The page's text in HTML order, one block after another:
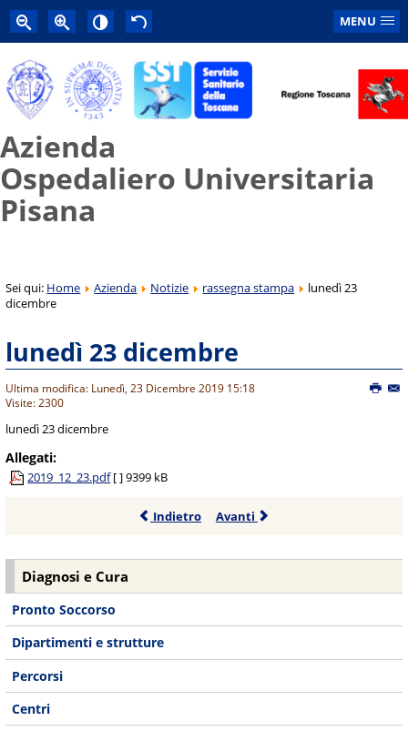
MENU
Azienda
Ospedaliero Universitaria
Pisana
Sei qui: Home Azienda Notizie rassegna stampa
lunedì 23
dicembre
lunedì 23 dicembre
Ultima modifica: Lunedì, 23 Dicembre 2019 15:18
Visite: 2300
lunedì 23 dicembre
Allegati:
2019_12_23.pdf [ ]9399 kB
Indietro Avanti
Diagnosi e Cura
Pronto Soccorso
Dipartimenti e strutture
Percorsi
Centri